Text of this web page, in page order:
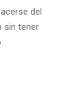
del
sin tener